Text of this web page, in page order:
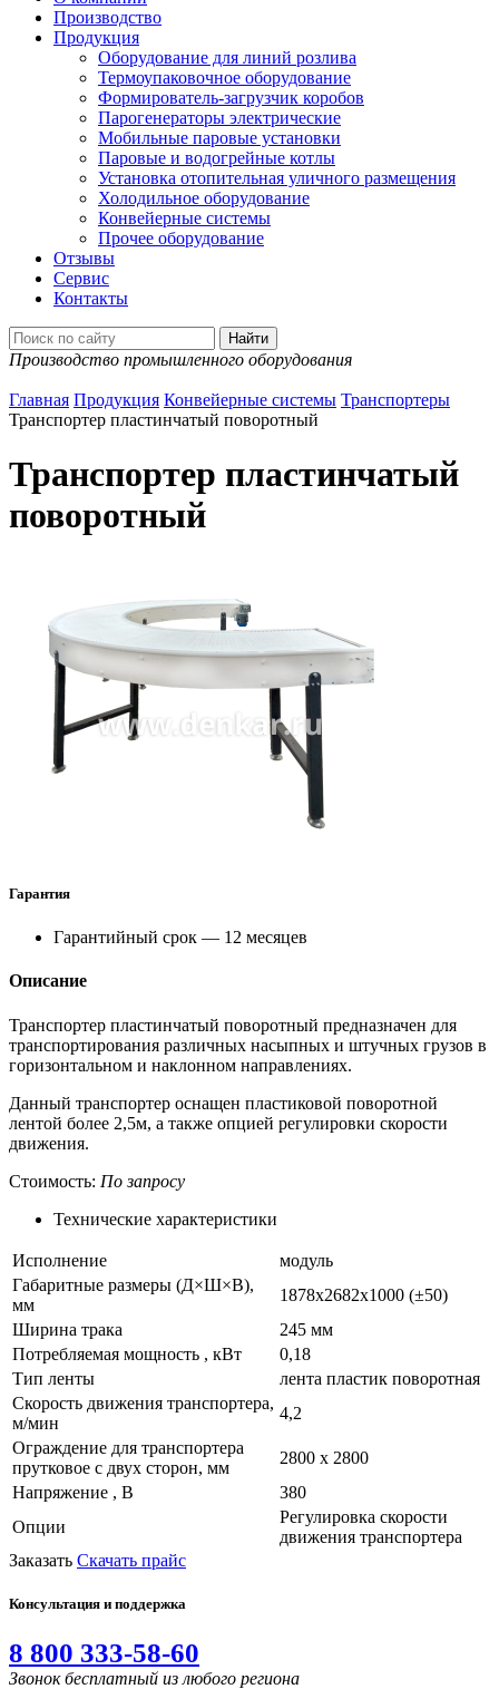
Производство
Продукция
Оборудование для линий розлива
Термоупаковочное оборудование
Формирователь-загрузчик коробов
Парогенераторы электрические
Мобильные паровые установки
Паровые и водогрейные котлы
Установка отопительная уличного размещения
Холодильное оборудование
Конвейерные системы
Прочее оборудование
Отзывы
Сервис
Контакты
Производство промышленного оборудования
Главная Продукция Конвейерные системы Транспортеры
Транспортер пластинчатый поворотный
Транспортер пластинчатый
поворотный
Гарантия
Гарантийный срок — 12 месяцев
Описание
Транспортер пластинчатый поворотный предназначен для
транспортирования различных насыпных и штучных грузов в
горизонтальном и наклонном направлениях.
Данный транспортер оснащен пластиковой поворотной
лентой более 2,5м, а также опцией регулировки скорости
движения.
Стоимость: По запросу
Технические характеристики
Исполнение
модуль
Габаритные размеры (Д×Ш×В),
мм
1878х2682х1000 (±50)
Ширина трака
245 мм
Потребляемая мощность , кВт
0,18
Тип ленты
лента пластик поворотная
Скорость движения транспортера,
м/мин
4,2
Ограждение для транспортера
прутковое с двух сторон, мм
2800 х 2800
Напряжение , В
380
Опции
Регулировка скорости
движения транспортера
Заказать Скачать прайс
Консультация и поддержка
8 800 333-58-60
Звонок бесплатный из любого региона